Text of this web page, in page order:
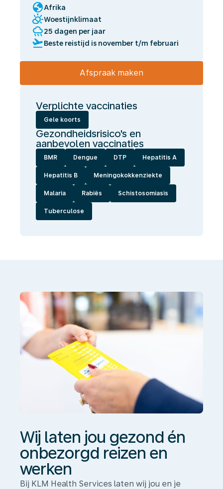
globeAfrika
partly_cloudy_dayWoestijnklimaat
rainy25 dagen per jaar
flight_takeoffBeste reistijd is november t/m februari
Afspraak maken
Verplichte vaccinaties
Gele koorts
Gezondheidsrisico's en
aanbevolen vaccinaties
BMR Dengue DTP Hepatitis A
Hepatitis B Meningokokkenziekte
Malaria Rabiës Schistosomiasis
Tuberculose
onbezorgd
reizen
werken
Wij laten jou gezond én
onbezorgd reizen en
werken
Bij KLM Health Services laten wij jou en je